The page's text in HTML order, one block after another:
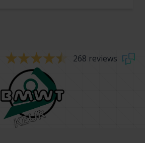
268 reviews